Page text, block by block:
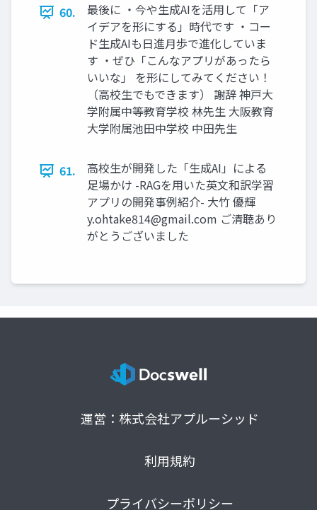
60.
最後に ・今や生成AIを活用して「ア
イデアを形にする」時代です ・コー
ド生成AIも日進月歩で進化していま
す ・ぜひ「こんなアプリがあったら
いいな」 を形にしてみてください！
（高校生でもできます） 謝辞 神戸大
学附属中等教育学校 林先生 大阪教育
大学附属池田中学校 中田先生
61.
高校生が開発した「生成AI」による
足場かけ -RAGを用いた英文和訳学習
アプリの開発事例紹介- 大竹 優輝
y.ohtake814@gmail.com ご清聴あり
がとうございました
運営：株式会社アプルーシッド
利用規約
プライバシーポリシー